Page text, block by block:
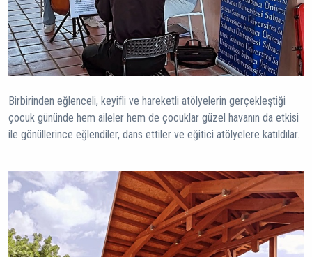
Birbirinden eğlenceli, keyifli ve hareketli atölyelerin gerçekleştiği
çocuk gününde hem aileler hem de çocuklar güzel havanın da etkisi
ile gönüllerince eğlendiler, dans ettiler ve eğitici atölyelere katıldılar.